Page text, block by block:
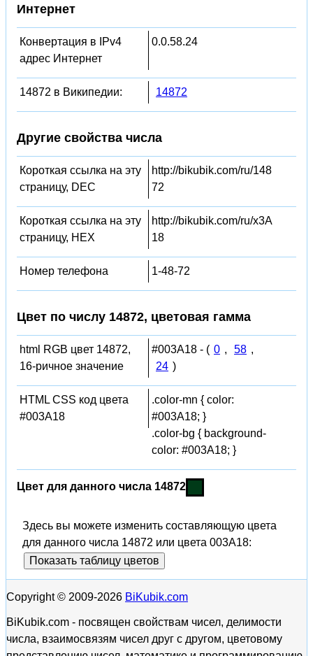
Интернет
Конвертация в IPv4
адрес Интернет
0.0.58.24
14872 в Википедии: 14872
Другие свойства числа
Короткая ссылка на эту
страницу, DEC
http://bikubik.com/ru/148
72
Короткая ссылка на эту
страницу, HEX
http://bikubik.com/ru/x3A
18
Номер телефона 1-48-72
Цвет по числу 14872, цветовая гамма
html RGB цвет 14872,
16-ричное значение
#003A18 - ( 0 , 58 ,
24 )
HTML CSS код цвета
#003A18
.color-mn { color:
#003A18; }
.color-bg { background-
color: #003A18; }
Цвет для данного числа 14872
Здесь вы можете изменить составляющую цвета
для данного числа 14872 или цвета 003A18:
Показать таблицу цветов
Copyright © 2009-2026 BiKubik.com
BiKubik.com - посвящен свойствам чисел, делимости
числа, взаимосвязям чисел друг с другом, цветовому